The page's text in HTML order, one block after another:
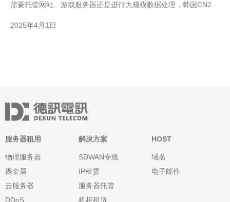
需要托管网站、游戏服务器还是进行大规模数据处理，韩国CN2服
硬件设施和优化的网络架构，确保高速稳定的数据传输和处理速
2025年4月1日
服务器租用
物理服务器
裸金属
云服务器
DDoS
解决方案
SDWAN专线
IP租赁
服务器托管
机柜租赁
HOST
域名
电子邮件